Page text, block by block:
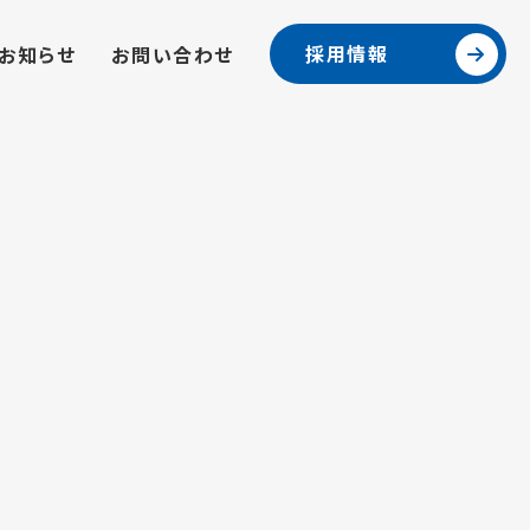
知らせ お問い合わせ 採用情報